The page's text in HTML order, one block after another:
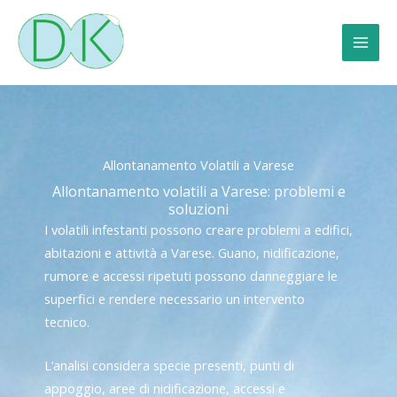
contenuto
Allontanamento Volatili a Varese
Allontanamento volatili a Varese: problemi e
soluzioni
I volatili infestanti possono creare problemi a edifici,
abitazioni e attività a Varese. Guano, nidificazione,
rumore e accessi ripetuti possono danneggiare le
superfici e rendere necessario un intervento
tecnico.
L’analisi considera specie presenti, punti di
appoggio, aree di nidificazione, accessi e